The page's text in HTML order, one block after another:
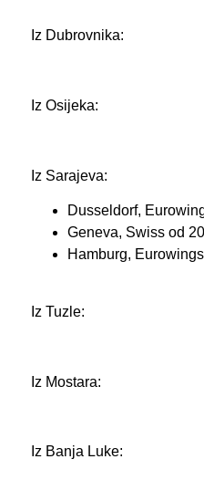
Iz Dubrovnika:
Iz Osijeka:
Iz Sarajeva:
Dusseldorf,
Geneva, Swiss od
Hamburg,
Iz Tuzle:
Iz Mostara:
Iz Banja Luke: